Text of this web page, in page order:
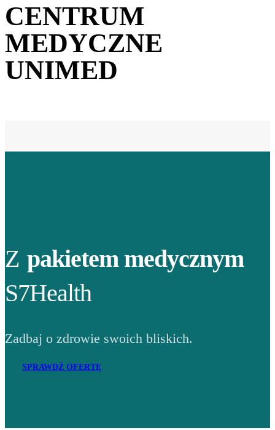
CENTRUM
MEDYCZNE
UNIMED
Z pakietem medycznym
S7Health
Zadbaj o zdrowie swoich bliskich.
SPRAWDŹ OFERTĘ